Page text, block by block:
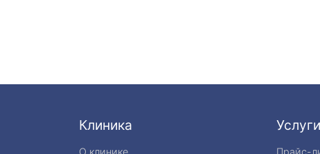
Клиника
О клинике
Услуги
Прайс-